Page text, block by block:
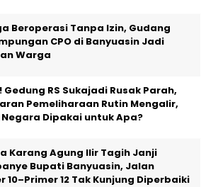
Beroperasi Tanpa Izin, Gudang
CPO di Banyuasin Jadi
Warga
Gedung RS Sukajadi Rusak Parah,
Pemeliharaan Rutin Mengalir,
Negara Dipakai untuk Apa?
Karang Agung Ilir Tagih Janji
Bupati Banyuasin, Jalan
10–Primer 12 Tak Kunjung Diperbaiki